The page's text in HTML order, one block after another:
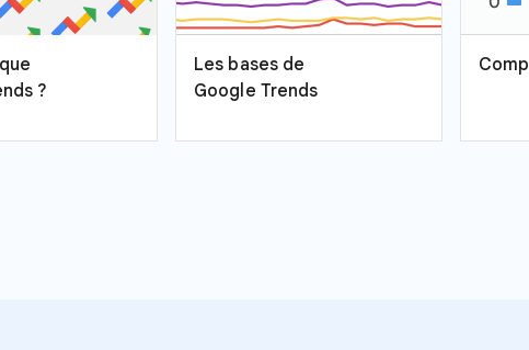
?
Les bases de
Google Trends